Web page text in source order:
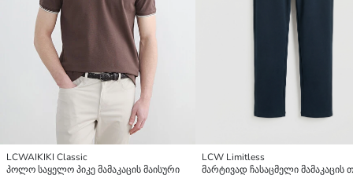
LCWAIKIKI Classic
პოლო საყელო პიკე მამაკაცის მაისური
LCW Limitless